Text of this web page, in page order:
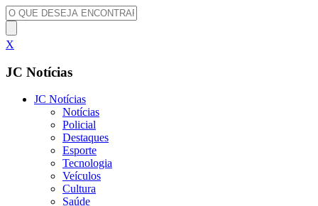
X
JC Notícias
JC Notícias
Notícias
Policial
Destaques
Esporte
Tecnologia
Veículos
Cultura
Saúde